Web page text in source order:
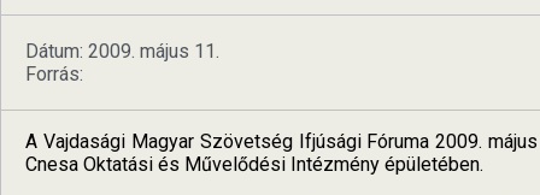
Dátum: 2009. május 11.
Forrás:
A Vajdasági Magyar Szövetség Ifjúsági Fóruma 2009.
Cnesa Oktatási és Művelődési Intézmény épületében.